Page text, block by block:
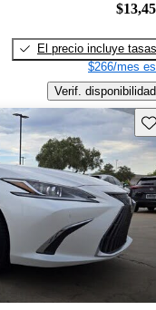
El precio incluye tasas
$266/mes
Verif. disponibilidad